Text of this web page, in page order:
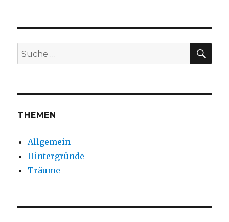
Suche
nach:
THEMEN
Allgemein
Hintergründe
Träume